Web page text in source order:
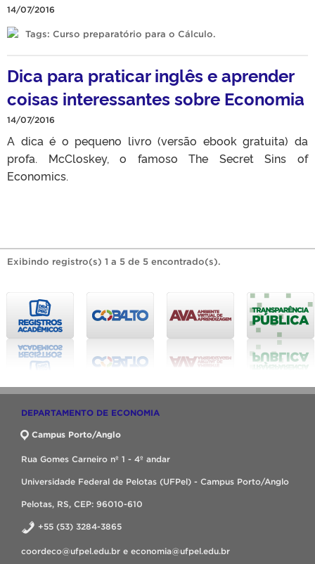
14/07/2016
Tags: Curso preparatório para o Cálculo.
Dica para praticar inglês e aprender
coisas interessantes sobre Economia
14/07/2016
A dica é o pequeno livro (versão ebook gratuita) da
profa. McCloskey, o famoso The Secret Sins of
Economics.
Exibindo registro(s) 1 a 5 de 5 encontrado(s).
DEPARTAMENTO DE ECONOMIA
Campus Porto/Anglo
Rua Gomes Carneiro nº 1 - 4º andar
Universidade Federal de Pelotas (UFPel) - Campus Porto/Anglo
Pelotas, RS, CEP: 96010-610
+55 (53) 3284-3865
coordeco@ufpel.edu.br e economia@ufpel.edu.br